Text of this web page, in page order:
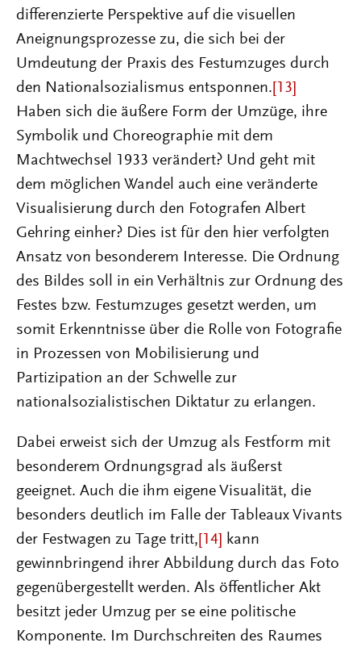
differenzierte Perspektive auf die visuellen
Aneignungsprozesse zu, die sich bei der
Umdeutung der Praxis des Festumzuges durch
den Nationalsozialismus entsponnen. [13]
Haben sich die äußere Form der Umzüge, ihre
Symbolik und Choreographie mit dem
Machtwechsel 1933 verändert? Und geht mit
dem möglichen Wandel auch eine veränderte
Visualisierung durch den Fotografen Albert
Gehring einher? Dies ist für den hier verfolgten
Ansatz von besonderem Interesse. Die Ordnung
des Bildes soll in ein Verhältnis zur Ordnung des
Festes bzw. Festumzuges gesetzt werden, um
somit Erkenntnisse über die Rolle von Fotografie
in Prozessen von Mobilisierung und
Partizipation an der Schwelle zur
nationalsozialistischen Diktatur zu erlangen.
Dabei erweist sich der Umzug als Festform mit
besonderem Ordnungsgrad als äußerst
geeignet. Auch die ihm eigene Visualität, die
besonders deutlich im Falle der Tableaux Vivants
der Festwagen zu Tage tritt, [14] kann
gewinnbringend ihrer Abbildung durch das Foto
gegenübergestellt werden. Als öffentlicher Akt
besitzt jeder Umzug per se eine politische
Komponente. Im Durchschreiten des Raumes